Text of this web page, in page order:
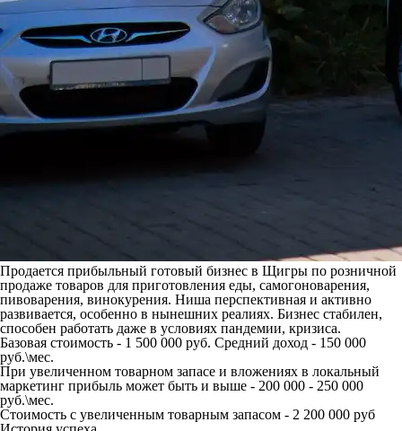
Продается прибыльный готовый бизнес в Щигры по розничной
продаже товаров для приготовления еды, самогоноварения,
пивоварения, винокурения. Ниша перспективная и активно
развивается, особенно в нынешних реалиях. Бизнес стабилен,
способен работать даже в условиях пандемии, кризиса.
Базовая стоимость - 1 500 000 руб. Средний доход - 150 000
руб.\мес.
При увеличенном товарном запасе и вложениях в локальный
маркетинг прибыль может быть и выше - 200 000 - 250 000
руб.\мес.
Стоимость с увеличенным товарным запасом - 2 200 000 руб